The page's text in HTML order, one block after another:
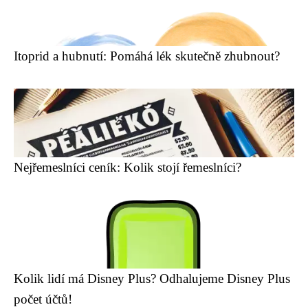
Itoprid a hubnutí: Pomáhá lék skutečně zhubnout?
Nejřemeslníci ceník: Kolik stojí řemeslníci?
Kolik lidí má Disney Plus? Odhalujeme Disney Plus
počet účtů!